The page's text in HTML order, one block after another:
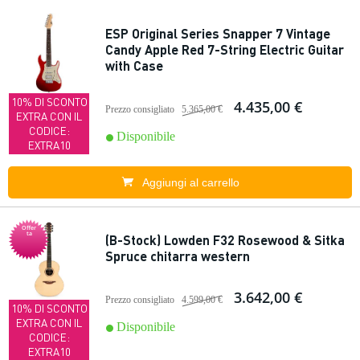
10% DI SCONTO
EXTRA CON IL
CODICE:
EXTRA10
ESP Original Series Snapper 7 Vintage
Candy Apple Red 7-String Electric Guitar
with Case
Prezzo consigliato 5.365,00 € 4.435,00 €
Disponibile
Aggiungi al carrello
Offer
ta
10% DI SCONTO
EXTRA CON IL
CODICE:
EXTRA10
(B-Stock) Lowden F32 Rosewood & Sitka
Spruce chitarra western
Prezzo consigliato 4.599,00 € 3.642,00 €
Disponibile